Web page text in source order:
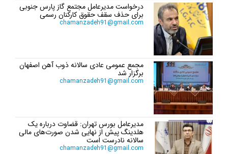
درخواست مدیرعامل مجتمع گاز پارس جنوبی
برای حذف سقف حقوق کارکنان رسمی
chamanzadeh91@gmail.com
مجمع عمومی عادی سالانه ذوب آهن اصفهان
برگزار شد
chamanzadeh91@gmail.com
مدیرعامل بورس تهران: قضاوت درباره یک
هلدینگ پیش از نهایی شدن صورت‌های مالی
سالانه نادرست است
chamanzadeh91@gmail.com